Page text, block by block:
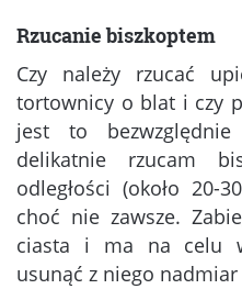
Rzucanie biszkoptem
Czy należy rzucać
tortownicy o blat i czy
jest to bezwzględnie
delikatnie rzucam
odległości (około 20-
choć nie zawsze.
ciasta i ma na celu
usunąć z niego nadmiar